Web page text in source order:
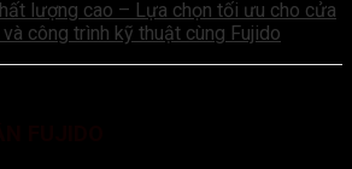
lượng cao – Lựa chọn tối ưu cho cửa
công trình kỹ thuật cùng Fujido